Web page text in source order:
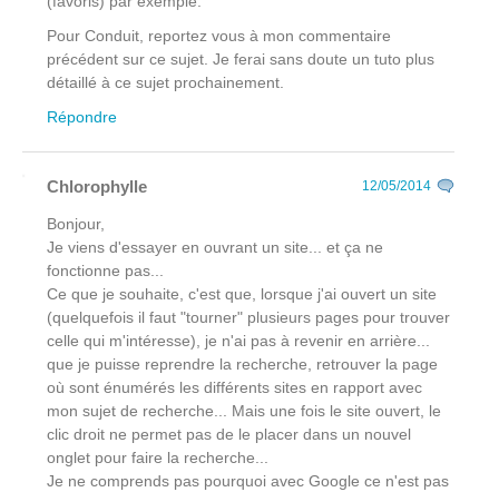
Pour Conduit, reportez vous à mon commentaire
précédent sur ce sujet. Je ferai sans doute un tuto plus
détaillé à ce sujet prochainement.
Répondre
Chlorophylle 12/05/2014
Bonjour,
Je viens d'essayer en ouvrant un site... et ça ne
fonctionne pas...
Ce que je souhaite, c'est que, lorsque j'ai ouvert un site
(quelquefois il faut "tourner" plusieurs pages pour trouver
celle qui m'intéresse), je n'ai pas à revenir en arrière...
que je puisse reprendre la recherche, retrouver la page
où sont énumérés les différents sites en rapport avec
mon sujet de recherche... Mais une fois le site ouvert, le
clic droit ne permet pas de le placer dans un nouvel
onglet pour faire la recherche...
Je ne comprends pas pourquoi avec Google ce n'est pas